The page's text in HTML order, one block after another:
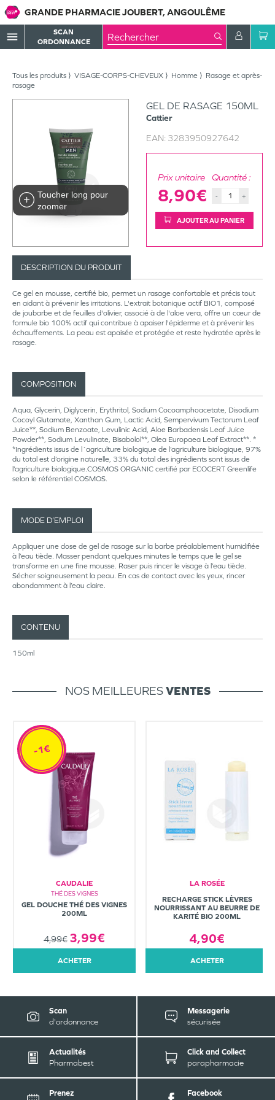
GRANDE PHARMACIE JOUBERT, ANGOULÊME
menu
SCAN
ORDONNANCE
Tous les produits VISAGE-CORPS-CHEVEUX Homme
Rasage et après-
rasage
Toucher long pour
zoomer
GEL DE RASAGE 150ML
Cattier
EAN: 3283950927642
Prix unitaire
8,90€
Quantité :
- +
AJOUTER AU PANIER
DESCRIPTION DU PRODUIT
Ce gel en mousse, certifié bio, permet un rasage confortable et précis tout
en aidant à prévenir les irritations. L'extrait botanique actif BIO1, composé
de joubarbe et de feuilles d'olivier, associé à de l'aloe vera, offre un cœur de
formule bio 100% actif qui contribue à apaiser l'épiderme et à prévenir les
échauffements. La peau est apaisée et protégée et reste hydratée après le
rasage.
COMPOSITION
Aqua, Glycerin, Diglycerin, Erythritol, Sodium Cocoamphoacetate, Disodium
Cocoyl Glutamate, Xanthan Gum, Lactic Acid, Sempervivum Tectorum Leaf
Juice**, Sodium Benzoate, Levulinic Acid, Aloe Barbadensis Leaf Juice
Powder**, Sodium Levulinate, Bisabolol**, Olea Europaea Leaf Extract**. *
*Ingrédients issus de l´agriculture biologique de l’agriculture biologique, 97%
du total est d’origine naturelle, 33% du total des ingrédients sont issus de
l’agriculture biologique.COSMOS ORGANIC certifié par ECOCERT Greenlife
selon le référentiel COSMOS.
MODE D’EMPLOI
Appliquer une dose de gel de rasage sur la barbe préalablement humidifiée
à l’eau tiède. Masser pendant quelques minutes le temps que le gel se
transforme en une fine mousse. Raser puis rincer le visage à l’eau tiède.
Sécher soigneusement la peau. En cas de contact avec les yeux, rincer
abondamment à l’eau claire.
CONTENU
150ml
NOS MEILLEURESVENTES
CAUDALIE
THÉ DES VIGNES
GEL DOUCHE THÉ DES VIGNES
200ML
4,99€ 3,99€
-1€
ACHETER
LA ROSÉE
RECHARGE STICK LÈVRES
NOURRISSANT AU BEURRE DE
KARITÉ BIO 200ML
4,90€
ACHETER
Scan
d'ordonnance
Messagerie
sécurisée
Actualités
Pharmabest
Click and Collect
parapharmacie
Prenez
Facebook